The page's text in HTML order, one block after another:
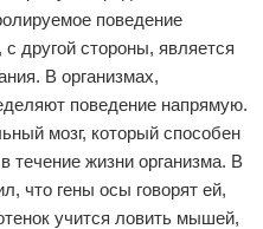
поведение
другой стороны, является
В организмах,
поведение напрямую.
мозг, который способен
течение жизни организма. В
что гены осы говорят ей,
учится ловить мышей,